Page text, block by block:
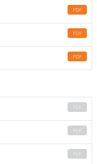
PDF
PDF
PDF
PDF
PDF
PDF